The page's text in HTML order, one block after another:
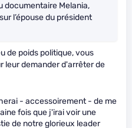
documentaire Melania,
l’épouse du président
de poids politique, vous
leur demander d'arrêter de
- accessoirement - de me
fois que j'irai voir une
de notre glorieux leader